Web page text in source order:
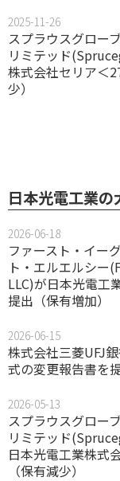
2025-11-26
スプラウスグロー
リミテッド
株式会社セリア＜
少）
日本光電工業の
2026-06-18
ファースト・イー
ト・エルエルシ
LLC)が日本光電工
提出（保有増加）
2026-06-15
株式会社三菱UFJ
式の変更報告書を
2026-05-13
スプラウスグロー
リミテッド
日本光電工業株式
（保有減少）